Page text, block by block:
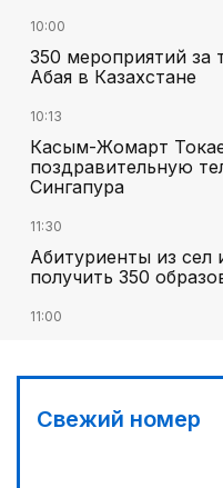
10:00
350 мероприятий
Абая в Казахстане
10:13
Касым-Жомарт
поздравительную
Сингапура
11:30
Абитуриенты из сел
получить 350
11:00
МЧС запустило
Свежий номер